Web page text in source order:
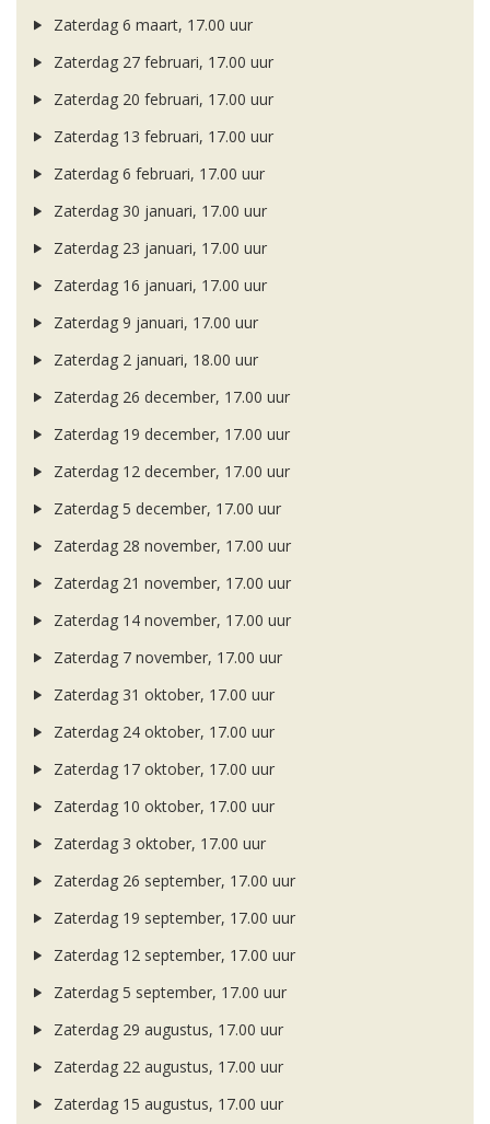
Zaterdag 6 maart, 17.00 uur
Zaterdag 27 februari, 17.00 uur
Zaterdag 20 februari, 17.00 uur
Zaterdag 13 februari, 17.00 uur
Zaterdag 6 februari, 17.00 uur
Zaterdag 30 januari, 17.00 uur
Zaterdag 23 januari, 17.00 uur
Zaterdag 16 januari, 17.00 uur
Zaterdag 9 januari, 17.00 uur
Zaterdag 2 januari, 18.00 uur
Zaterdag 26 december, 17.00 uur
Zaterdag 19 december, 17.00 uur
Zaterdag 12 december, 17.00 uur
Zaterdag 5 december, 17.00 uur
Zaterdag 28 november, 17.00 uur
Zaterdag 21 november, 17.00 uur
Zaterdag 14 november, 17.00 uur
Zaterdag 7 november, 17.00 uur
Zaterdag 31 oktober, 17.00 uur
Zaterdag 24 oktober, 17.00 uur
Zaterdag 17 oktober, 17.00 uur
Zaterdag 10 oktober, 17.00 uur
Zaterdag 3 oktober, 17.00 uur
Zaterdag 26 september, 17.00 uur
Zaterdag 19 september, 17.00 uur
Zaterdag 12 september, 17.00 uur
Zaterdag 5 september, 17.00 uur
Zaterdag 29 augustus, 17.00 uur
Zaterdag 22 augustus, 17.00 uur
Zaterdag 15 augustus, 17.00 uur